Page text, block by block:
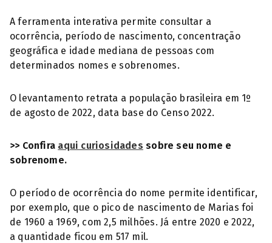
A ferramenta interativa permite consultar a
ocorrência, período de nascimento, concentração
geográfica e idade mediana de pessoas com
determinados nomes e sobrenomes.
O levantamento retrata a população brasileira em 1º
de agosto de 2022, data base do Censo 2022.
>> Confira aqui curiosidades sobre seu nome e
sobrenome.
O período de ocorrência do nome permite identificar,
por exemplo, que o pico de nascimento de Marias foi
de 1960 a 1969, com 2,5 milhões. Já entre 2020 e 2022,
a quantidade ficou em 517 mil.